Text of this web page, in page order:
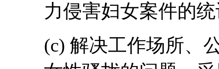
力侵害妇女案件的
(c) 解决工作场所、